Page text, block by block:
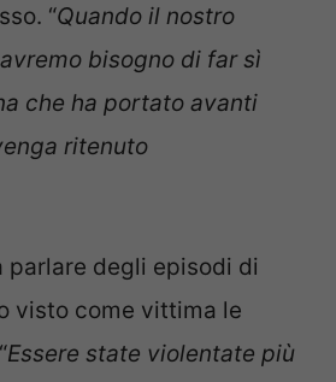
“Quando il nostro
bisogno di far sì
che ha portato avanti
ritenuto
parlare degli episodi di
visto come vittima le
Essere state violentate più